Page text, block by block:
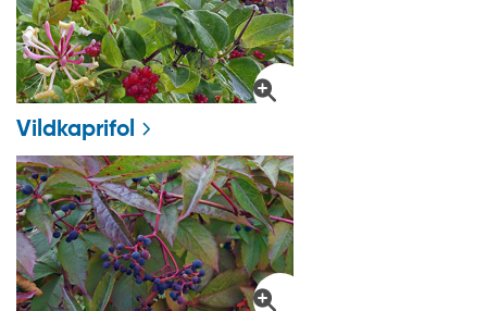
Vildkaprifol